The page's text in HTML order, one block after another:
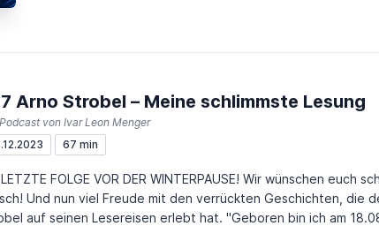
Arno Strobel – Meine schlimmste Lesung
von Ivar Leon Menger
67 min
LETZTE FOLGE VOR DER WINTERPAUSE! Wir wünschen euch
Und nun viel Freude mit den verrückten Geschichten, die
seinen Lesereisen erlebt hat. "Geboren bin ich am 18.08.1962 in Saarlouis, der "heimlichen